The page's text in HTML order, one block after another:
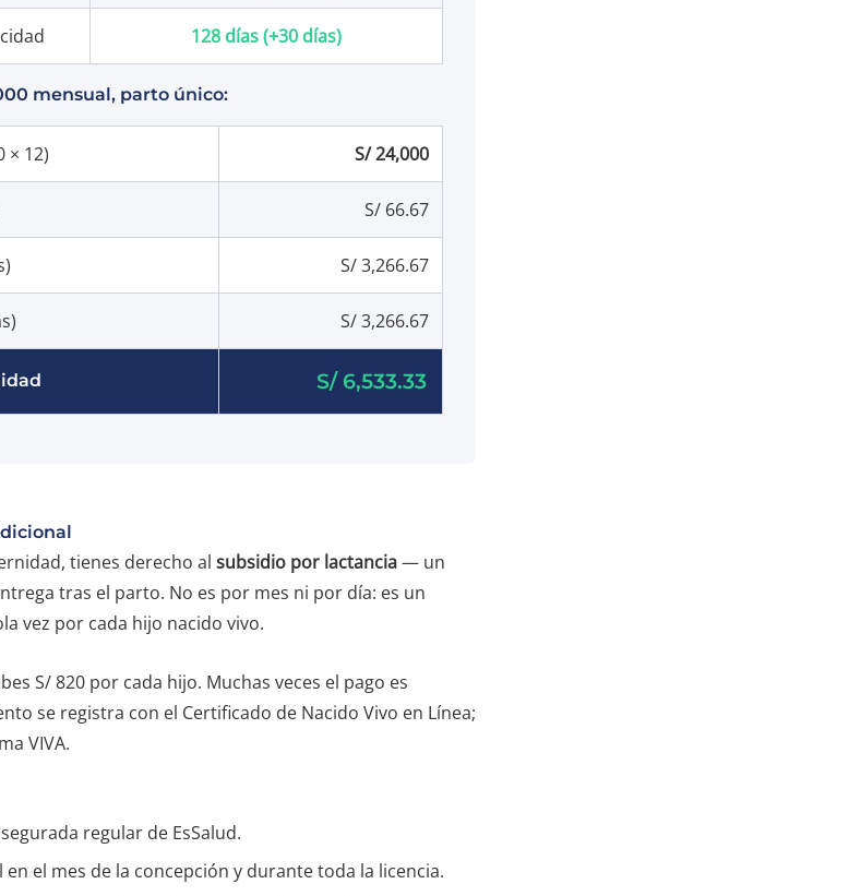
128 días (+30 días)
mensual, parto único:
× 12) S/ 24,000
S/ 66.67
S/ 3,266.67
S/ 3,266.67
S/ 6,533.33
tienes derecho al subsidio por lactancia— un
tras el parto. No es por mes ni por día: es un
vez por cada hijo nacido vivo.
S/ 820 por cada hijo. Muchas veces el pago es
se registra con el Certificado de Nacido Vivo en Línea;
VIVA.
regular de EsSalud.
el mes de la concepción y durante toda la licencia.